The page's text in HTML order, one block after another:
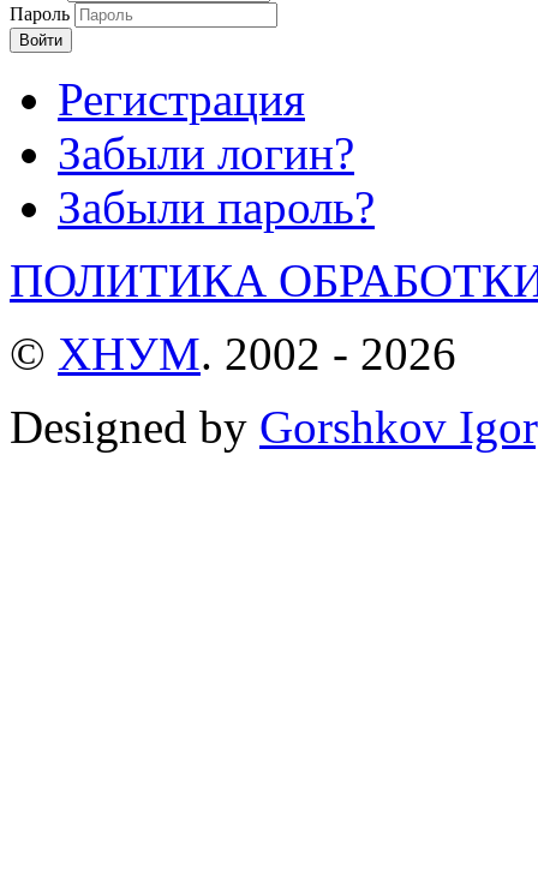
Пароль
Войти
Регистрация
Забыли логин?
Забыли пароль?
ПОЛИТИКА
© ХНУМ. 2002 - 2026
Designed by Gorshkov Igor